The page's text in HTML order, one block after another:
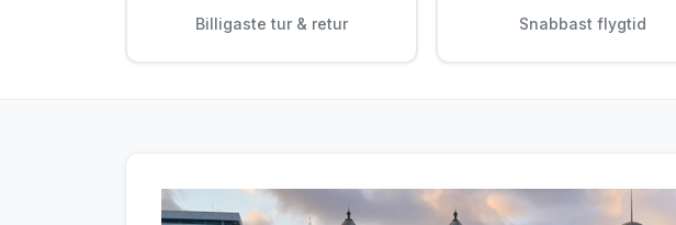
Billigaste tur & retur Snabbast flygtid